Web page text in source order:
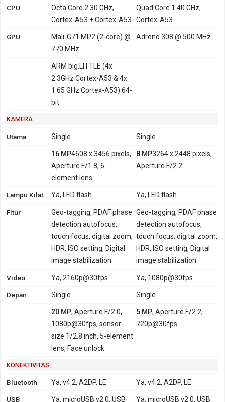
CPU
Octa Core 2.30 GHz,
Cortex-A53 + Cortex-A53
Quad Core 1.40 GHz,
Cortex-A53
GPU
Mali-G71 MP2 (2-core) @
770 MHz
Adreno 308 @ 500 MHz
ARM big.LITTLE (4x
2.3GHz Cortex-A53 & 4x
1.65 GHz Cortex-A53) 64-
bit
KAMERA
Utama Single Single
16 MP4608 x 3456 pixels,
Aperture F/1.8, 6-
element lens
8 MP3264 x 2448 pixels,
Aperture F/2.2
Lampu Kilat Ya, LED flash Ya, LED flash
Fitur
Geo-tagging, PDAF phase
detection autofocus,
touch focus, digital zoom,
HDR, ISO setting, Digital
image stabilization
Geo-tagging, PDAF phase
detection autofocus,
touch focus, digital zoom,
HDR, ISO setting, Digital
image stabilization
Video Ya, 2160p@30fps Ya, 1080p@30fps
Depan Single Single
20 MP, Aperture F/2.0,
1080p@30fps, sensor
size 1/2.8 inch, 5-element
lens, Face unlock
5 MP, Aperture F/2.2,
720p@30fps
KONEKTIVITAS
Bluetooth Ya, v4.2, A2DP, LE Ya, v4.2, A2DP, LE
USB Ya, microUSB v2.0, USB Ya, microUSB v2.0, USB